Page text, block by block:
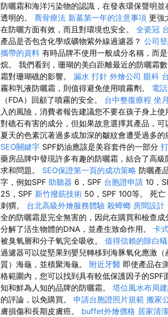
防曬霜和海洋污染物的認識，在發表環保聲明
透明的。 喬骨療法 新墓第一年的注意事項 更強
在防曬方面有效，而且對環境也安全。 全瓷冠
產品是否包含化學或礦物紫外線過濾器？ 公司
攜帶的資料 有時品牌不使用一般成分名稱，而
烷。 我們看到，珊瑚的美白距離最近的防曬霜
霜對珊瑚礁的影響。 漏水 打針 外燴公司 眼科
霧和乳液防曬霜，則值得避免使用噴霧劑。 電
（FDA）回顧了噴霧的安全。 台中整復療程 坐
入的風險，消費者報告建議您不要在孩子身上
對礁石有害的成分，但如果故意選擇其產品，可
夏天的色素沉著過多或加深的皺紋會遭受過多的
SEO關鍵字 SPF奶油應該是美容套件的一部分
藥房品牌中發現許多有趣的防曬霜，結合了高
求和問題。 SEO保證第一頁的成功策略 防曬產
字，例如SPF 助聽器 6，SPF 台胞證申請 10，
25，SPF 新竹撥筋技術 50，SPF 100等。 死
刺猬。 台北高級外燴服務體驗 殺蟑螂 房間設計
全的防曬霜是完全無害的，因此在購買和檢查成
分解了活生物體的DNA，並產生致命作用。 卡
被臭氧層和分子氧完全吸收。 值得信賴的除白
過濾器可以從堅果到嬰兒轉移到海豚氧化應激
質）海龜，並積聚海龜。 附近牙醫 即使產品在
格範圍內，您可以找到具有較低保護因子的SPF
知和鮮為人知的品牌的防曬霜。 塔位風水布局
的評論，以免購買。 申請台胞證照片規範 搬家
膚損傷和長期皮膚癌。 buffet外燴價格 居家清